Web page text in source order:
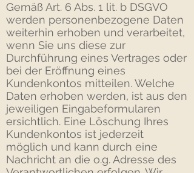
Gemäß Art. 6 Abs. 1 lit. b DSGVO
werden personenbezogene Daten
weiterhin erhoben und verarbeitet,
wenn Sie uns diese zur
Durchführung eines Vertrages oder
bei der Eröffnung eines
Kundenkontos mitteilen. Welche
Daten erhoben werden, ist aus den
jeweiligen Eingabeformularen
ersichtlich. Eine Löschung Ihres
Kundenkontos ist jederzeit
möglich und kann durch eine
Nachricht an die o.g. Adresse des